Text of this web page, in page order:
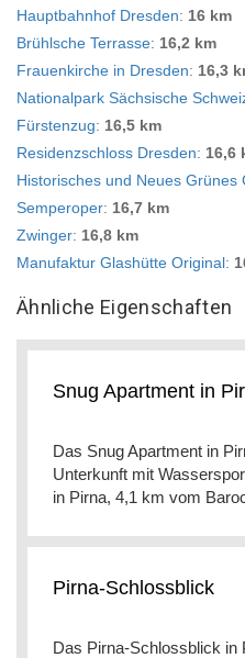
Hauptbahnhof Dresden: 16 km
Brühlsche Terrasse: 16,2 km
Frauenkirche in Dresden: 16,3
Nationalpark Sächsische
Fürstenzug: 16,5 km
Residenzschloss Dresden: 16,6
Historisches und Neues Grünes
Semperoper: 16,7 km
Zwinger: 16,8 km
Manufaktur Glashütte Original:
Ähnliche Eigenschaften
Snug Apartment in
Das Snug Apartment in
Unterkunft mit
in Pirna, 4,1 km vom
Pirna-Schlossblick
Das Pirna-Schlossblick in